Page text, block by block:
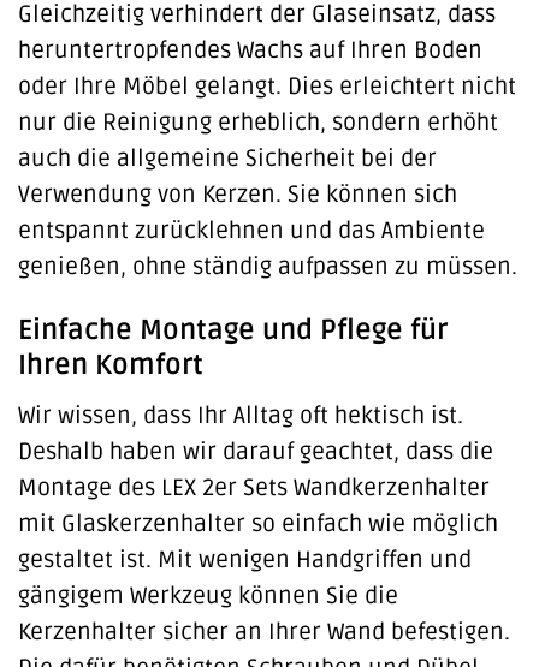
Gleichzeitig verhindert der Glaseinsatz, dass
heruntertropfendes Wachs auf Ihren Boden
oder Ihre Möbel gelangt. Dies erleichtert nicht
nur die Reinigung erheblich, sondern erhöht
auch die allgemeine Sicherheit bei der
Verwendung von Kerzen. Sie können sich
entspannt zurücklehnen und das Ambiente
genießen, ohne ständig aufpassen zu müssen.
Einfache Montage und Pflege für
Ihren Komfort
Wir wissen, dass Ihr Alltag oft hektisch ist.
Deshalb haben wir darauf geachtet, dass die
Montage des LEX 2er Sets Wandkerzenhalter
mit Glaskerzenhalter so einfach wie möglich
gestaltet ist. Mit wenigen Handgriffen und
gängigem Werkzeug können Sie die
Kerzenhalter sicher an Ihrer Wand befestigen.